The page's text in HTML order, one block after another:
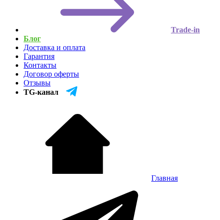
Trade-in
Блог
Доставка и оплата
Гарантия
Контакты
Договор оферты
Отзывы
TG-канал
Главная